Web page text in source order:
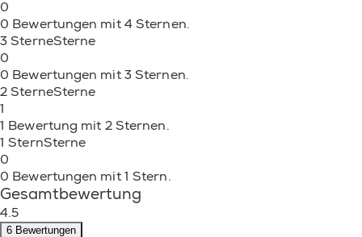
0
0 Bewertungen mit 4 Sternen.
3 SterneSterne
0
0 Bewertungen mit 3 Sternen.
2 SterneSterne
1
1 Bewertung mit 2 Sternen.
1 SternSterne
0
0 Bewertungen mit 1 Stern.
Gesamtbewertung
4.5
6 Bewertungen